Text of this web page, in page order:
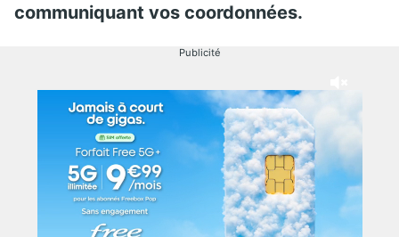
communiquant vos coordonnées.
Publicité